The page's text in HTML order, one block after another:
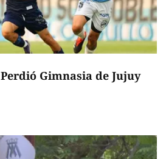
Perdió Gimnasia de Jujuy